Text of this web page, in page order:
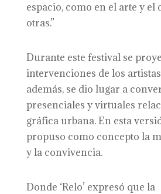
espacio, como en el arte y el
otras.”
Durante este festival se
intervenciones de los
además, se dio lugar a
presenciales y virtuales
gráfica urbana. En esta
propuso como concepto la
y la convivencia.
Donde ‘Relo’ expresó que la